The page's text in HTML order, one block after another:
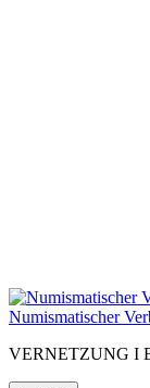
Numismatischer
VERNETZUNG I